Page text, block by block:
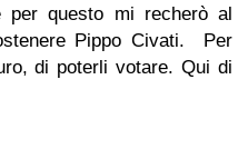
per questo mi recherò al
Pippo Civati. Per
di poterli votare. Qui di